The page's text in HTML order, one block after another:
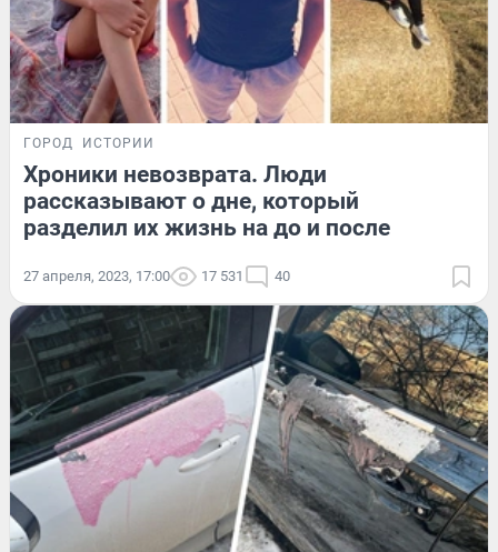
ГОРОД ИСТОРИИ
Хроники невозврата. Люди
рассказывают о дне, который
разделил их жизнь на до и после
27 апреля, 2023, 17:00 17 531 40